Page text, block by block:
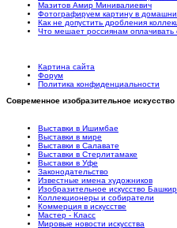
Мазитов Амир Минивалиевич
Фотографируем картину в
Как не допустить дробления
Что мешает россиянам оплачивать
Картина сайта
Форум
Политика конфиденциальности
Современное изобразительное
Выставки в Ишимбае
Выставки в мире
Выставки в Салавате
Выставки в Стерлитамаке
Выставки в Уфе
Законодательство
Известные имена художников
Изобразительное искусство
Коллекционеры и собиратели
Коммерция в искусстве
Мастер - Класс
Мировые новости искусства